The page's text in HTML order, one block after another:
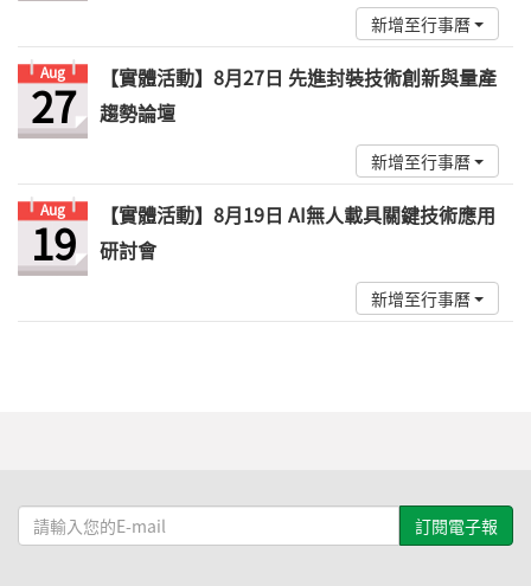
新增至行事曆
Aug
27
【實體活動】8月27日 先進封裝技術創新與量產
趨勢論壇
新增至行事曆
Aug
19
【實體活動】8月19日 AI無人載具關鍵技術應用
研討會
新增至行事曆
請
輸